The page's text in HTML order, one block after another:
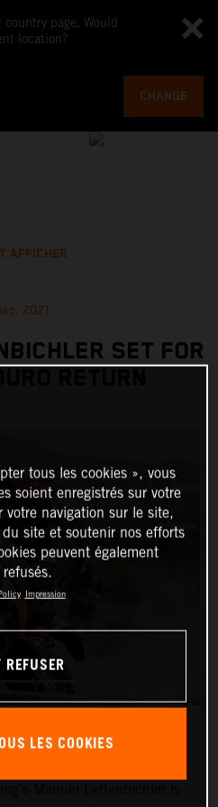
page. Would
location?
CHANGE
AFFICHER
2021
SET FOR
RETURN
tous les cookies », vous
soient enregistrés sur votre
votre navigation sur le site,
site et soutenir nos efforts
peuvent également
Impression
LES COOKIES